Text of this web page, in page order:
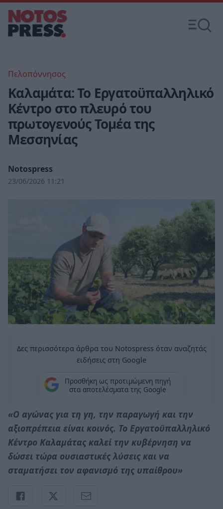
Πελοπόννησος
Καλαμάτα: Το Εργατοϋπαλληλικό
Κέντρο στο πλευρό του
πρωτογενούς Τομέα της
Μεσσηνίας
Notospress
23/06/2026 11:21
Δες περισσότερα άρθρα του Notospress όταν αναζητάς
ειδήσεις στη Google
Προσθήκη ως προτιμώμενη πηγή
στα αποτελέσματα της Google
«Ο αγώνας για τη γη, την παραγωγή και την
αξιοπρέπεια είναι κοινός. Το Εργατοϋπαλληλικό
Κέντρο Καλαμάτας καλεί την κυβέρνηση να
δώσει τώρα ουσιαστικές λύσεις και να
σταματήσει τον αφανισμό της υπαίθρου»